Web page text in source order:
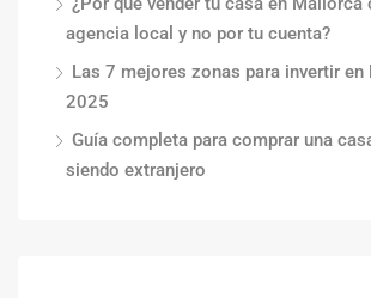
agencia local y no por tu cuenta?
Las 7 mejores zonas para invertir
2025
Guía completa para comprar una
siendo extranjero